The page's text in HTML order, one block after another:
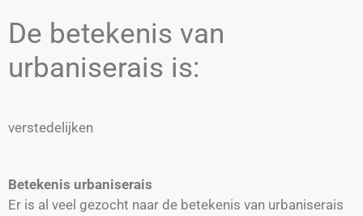
De betekenis van
urbaniserais is:
verstedelijken
Betekenis urbaniserais
Er is al veel gezocht naar de betekenis van urbaniserais